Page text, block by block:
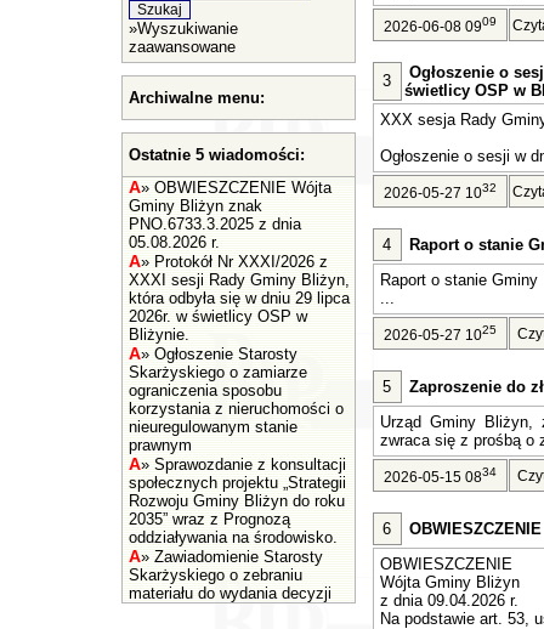
»Wyszukiwanie
zaawansowane
Archiwalne menu:
Ostatnie 5 wiadomości:
A» OBWIESZCZENIE Wójta
Gminy Bliżyn znak
PNO.6733.3.2025 z dnia
05.08.2026 r.
A» Protokół Nr XXXI/2026 z
XXXI sesji Rady Gminy Bliżyn,
która odbyła się w dniu 29 lipca
2026r. w świetlicy OSP w
Bliżynie.
A» Ogłoszenie Starosty
Skarżyskiego o zamiarze
ograniczenia sposobu
korzystania z nieruchomości o
nieuregulowanym stanie
prawnym
A» Sprawozdanie z konsultacji
społecznych projektu „Strategii
Rozwoju Gminy Bliżyn do roku
2035” wraz z Prognozą
oddziaływania na środowisko.
A» Zawiadomienie Starosty
Skarżyskiego o zebraniu
materiału do wydania decyzji
2026-06-08 0909
3
Ogłoszenie o
świetlicy OSP w
XXX sesja Rady
Ogłoszenie o sesji w
2026-05-27 1032
4
Raport o stanie
Raport o stanie
...
2026-05-27 1025
5
Zaproszenie do
Urząd Gminy
zwraca się z prośbą o
2026-05-15 0834
6
OBWIESZCZENIE
Wójta Gminy Bliżyn
z dnia 09.04.2026 r.
Na podstawie art. 53,